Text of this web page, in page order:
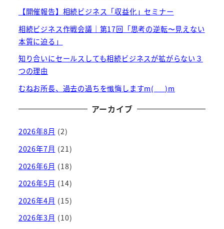
【開催報告】相続ビジネス「収益化」セミナー
相続ビジネス作戦会議｜第17回「思考の逆転〜見えない
本質に迫る」
知り合いにセールスしても相続ビジネスが拡がらない３
つの理由
むねお所長、過去の過ちを懺悔しますm(_ _)m
アーカイブ
2026年8月 (2)
2026年7月 (21)
2026年6月 (18)
2026年5月 (14)
2026年4月 (15)
2026年3月 (10)